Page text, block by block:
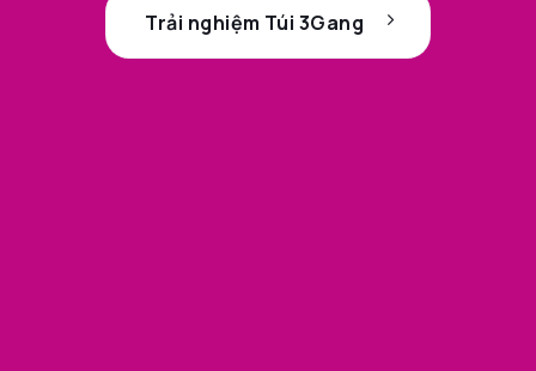
Trải nghiệm Túi 3Gang